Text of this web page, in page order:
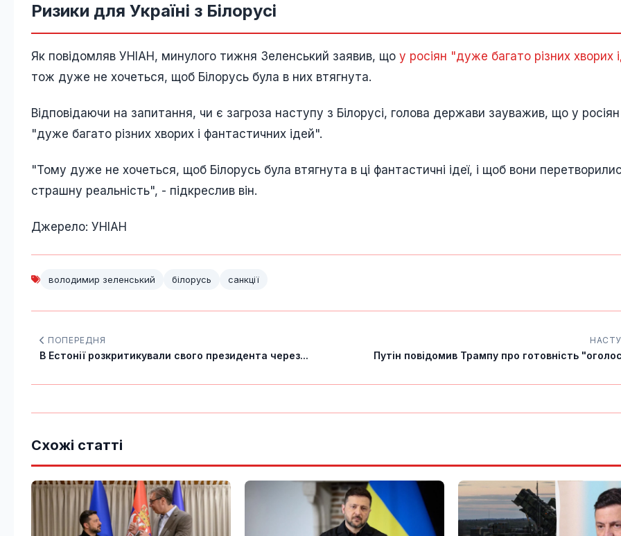
Ризики для Україні з Білорусі
Як повідомляв УНІАН, минулого тижня Зеленський заявив, що у росіян "дуже багато різних хворих
тож дуже не хочеться, щоб Білорусь була в них втягнута.
Відповідаючи на запитання, чи є загроза наступу з Білорусі, голова держави зауважив, що у росіян
"дуже багато різних хворих і фантастичних ідей".
"Тому дуже не хочеться, щоб Білорусь була втягнута в ці фантастичні ідеї, і щоб вони
страшну реальність", - підкреслив він.
Джерело: УНІАН
володимир зеленський білорусь санкції
ПОПЕРЕДНЯ
В Естонії розкритикували свого президента через... Путін повідомив Трампу про готовність
Схожі статті